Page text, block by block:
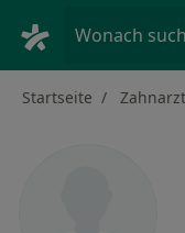
Wonach
Startseite Zahnarzt